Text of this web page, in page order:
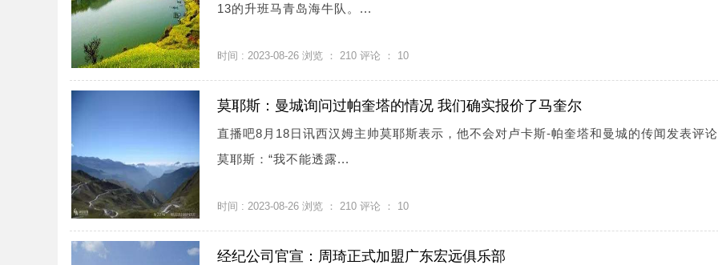
13的升班马青岛海牛队。...
时间 : 2023-08-26 浏览 ： 210 评论 ： 10
莫耶斯：曼城询问过帕奎塔的情况 我们确实报价了马奎尔
直播吧8月18日讯西汉姆主帅莫耶斯表示，他不会对卢卡斯-帕奎塔和曼城的传闻发表评
莫耶斯：“我不能透露...
时间 : 2023-08-26 浏览 ： 210 评论 ： 10
经纪公司官宣：周琦正式加盟广东宏远俱乐部